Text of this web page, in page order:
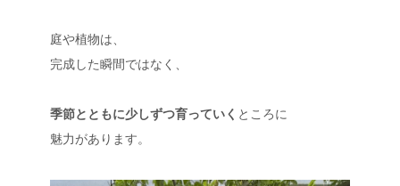
庭や植物は、
完成した瞬間ではなく、
季節とともに少しずつ育っていく ところに
魅力があります。